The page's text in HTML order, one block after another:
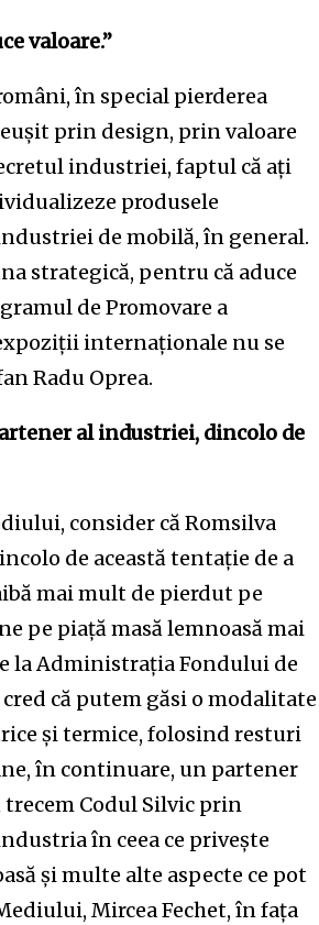
valoare.”
în special pierderea
prin design, prin valoare
industriei, faptul că ați
produsele
de mobilă, în general.
strategică, pentru că aduce
de Promovare a
internaționale nu se
Radu Oprea.
al industriei, dincolo de
consider că Romsilva
de această tentație de a
mai mult de pierdut pe
pe piață masă lemnoasă mai
la Administrația Fondului de
că putem găsi o modalitate
şi termice, folosind resturi
în continuare, un partener
trecem Codul Silvic prin
în ceea ce privește
și multe alte aspecte ce pot
Mircea Fechet, în fața